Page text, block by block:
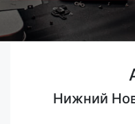
Нижний